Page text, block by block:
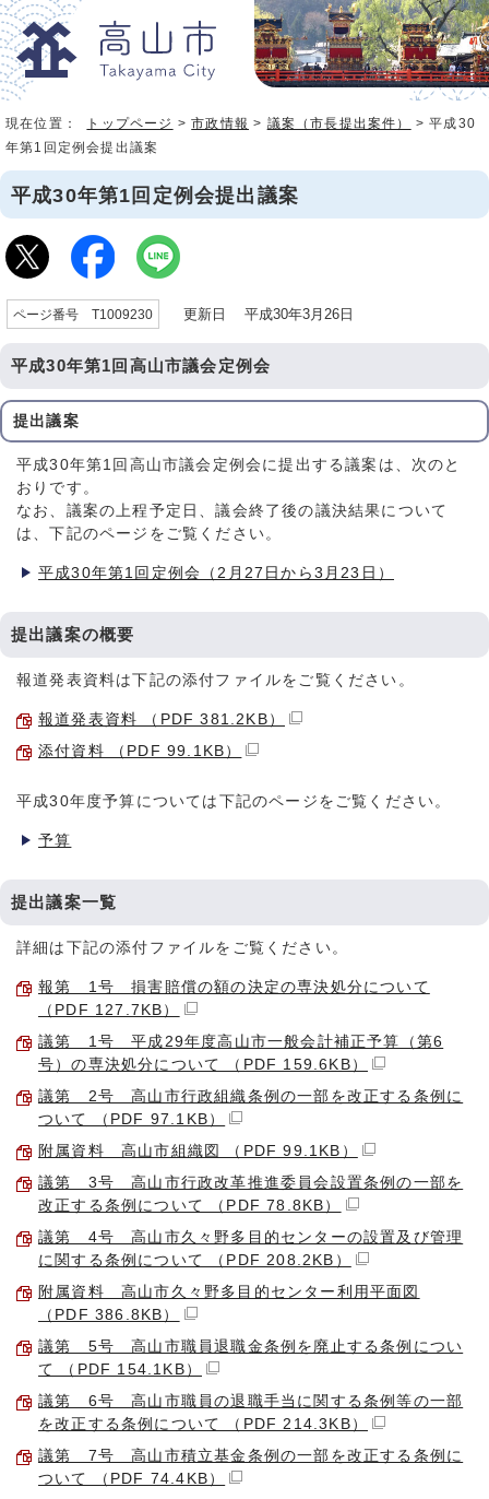
現在位置： トップページ >市政情報 > 議案（市長提出案件）
> 平成30
年第1回定例会提出議案
平成30年第1回定例会提出議案
ページ番号 T1009230 更新日 平成30年3月26日
平成30年第1回高山市議会定例会
提出議案
平成30年第1回高山市議会定例会に提出する議案は、次のと
おりです。
なお、議案の上程予定日、議会終了後の議決結果について
は、下記のページをご覧ください。
平成30年第1回定例会（2月27日から3月23日）
提出議案の概要
報道発表資料は下記の添付ファイルをご覧ください。
報道発表資料 （PDF 381.2KB）
添付資料 （PDF 99.1KB）
平成30年度予算については下記のページをご覧ください。
予算
提出議案一覧
詳細は下記の添付ファイルをご覧ください。
報第 1号 損害賠償の額の決定の専決処分について
（PDF 127.7KB）
議第 1号 平成29年度高山市一般会計補正予算（第6
号）の専決処分について （PDF 159.6KB）
議第 2号 高山市行政組織条例の一部を改正する条例に
ついて （PDF 97.1KB）
附属資料 高山市組織図 （PDF 99.1KB）
議第 3号 高山市行政改革推進委員会設置条例の一部を
改正する条例について （PDF 78.8KB）
議第 4号 高山市久々野多目的センターの設置及び管理
に関する条例について （PDF 208.2KB）
附属資料 高山市久々野多目的センター利用平面図
（PDF 386.8KB）
議第 5号 高山市職員退職金条例を廃止する条例につい
て （PDF 154.1KB）
議第 6号 高山市職員の退職手当に関する条例等の一部
を改正する条例について （PDF 214.3KB）
議第 7号 高山市積立基金条例の一部を改正する条例に
ついて （PDF 74.4KB）